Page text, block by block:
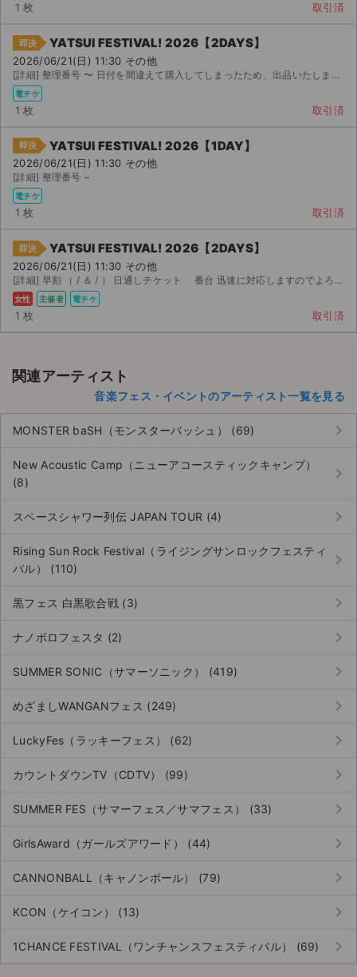
1 枚 取引済
即決 YATSUI FESTIVAL! 2026【2DAYS】
2026/06/21(日) 11:30 その他
[詳細] 整理番号 〜 日付を間違えて購入してしまったため、出品いたします。
電チケ
1 枚 取引済
即決 YATSUI FESTIVAL! 2026【1DAY】
2026/06/21(日) 11:30 その他
[詳細] 整理番号 ~
電チケ
1 枚 取引済
即決 YATSUI FESTIVAL! 2026【2DAYS】
2026/06/21(日) 11:30 その他
[詳細] 早割 （ / ＆ / ） 日通しチケット 番台 迅速に対応しますのでよろしく...
女性 主催者 電チケ
1 枚 取引済
関連アーティスト
音楽フェス・イベントのアーティスト一覧を見る
MONSTER baSH（モンスターバッシュ） (69) keyboard_arrow_right
New Acoustic Camp（ニューアコースティックキャンプ）
(8)
keyboard_arrow_right
スペースシャワー列伝 JAPAN TOUR (4) keyboard_arrow_right
Rising Sun Rock Festival（ライジングサンロックフェスティ
バル） (110)
keyboard_arrow_right
黒フェス 白黒歌合戦 (3) keyboard_arrow_right
ナノボロフェスタ (2) keyboard_arrow_right
SUMMER SONIC（サマーソニック） (419) keyboard_arrow_right
めざましWANGANフェス (249) keyboard_arrow_right
LuckyFes（ラッキーフェス） (62) keyboard_arrow_right
カウントダウンTV（CDTV） (99) keyboard_arrow_right
SUMMER FES（サマーフェス／サマフェス） (33) keyboard_arrow_right
GirlsAward（ガールズアワード） (44) keyboard_arrow_right
CANNONBALL（キャノンボール） (79) keyboard_arrow_right
KCON（ケイコン） (13) keyboard_arrow_right
1CHANCE FESTIVAL（ワンチャンスフェスティバル） (69) keyboard_arrow_right